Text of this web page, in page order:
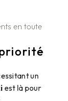
en toute
un
est là pour